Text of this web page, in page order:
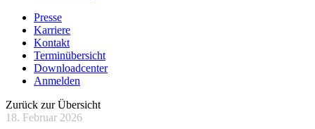
Presse
Karriere
Kontakt
Terminübersicht
Downloadcenter
Anmelden
Zurück zur Übersicht
18. Februar 2026